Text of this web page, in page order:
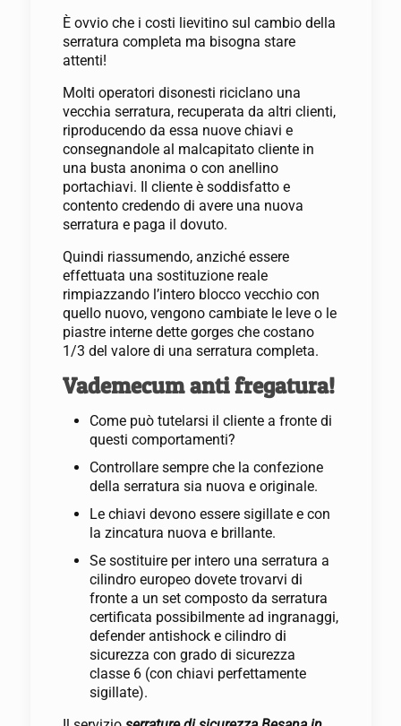
È ovvio che i costi lievitino sul cambio della
serratura completa ma bisogna stare
attenti!
Molti operatori disonesti riciclano una
vecchia serratura, recuperata da altri clienti,
riproducendo da essa nuove chiavi e
consegnandole al malcapitato cliente in
una busta anonima o con anellino
portachiavi. Il cliente è soddisfatto e
contento credendo di avere una nuova
serratura e paga il dovuto.
Quindi riassumendo, anziché essere
effettuata una sostituzione reale
rimpiazzando l’intero blocco vecchio con
quello nuovo, vengono cambiate le leve o le
piastre interne dette gorges che costano
1/3 del valore di una serratura completa.
Vademecum anti fregatura!
Come può tutelarsi il cliente a fronte di
questi comportamenti?
Controllare sempre che la confezione
della serratura sia nuova e originale.
Le chiavi devono essere sigillate e con
la zincatura nuova e brillante.
Se sostituire per intero una serratura a
cilindro europeo dovete trovarvi di
fronte a un set composto da serratura
certificata possibilmente ad ingranaggi,
defender antishock e cilindro di
sicurezza con grado di sicurezza
classe 6 (con chiavi perfettamente
sigillate).